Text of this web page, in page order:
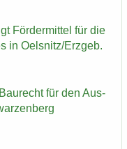
För­der­mit­tel für die
in Oels­nitz/Erz­geb.
für den Aus­